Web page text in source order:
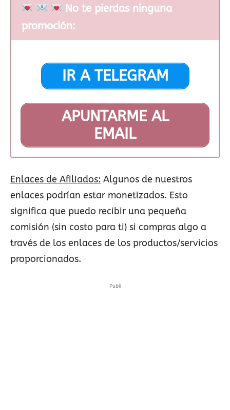
No te pierdas ninguna
promoción:
IR A TELEGRAM
APUNTARME AL
EMAIL
Enlaces de Afiliados: Algunos de nuestros
enlaces podrían estar monetizados. Esto
significa que puedo recibir una pequeña
comisión (sin costo para ti) si compras algo a
través de los enlaces de los productos/servicios
proporcionados.
Publi